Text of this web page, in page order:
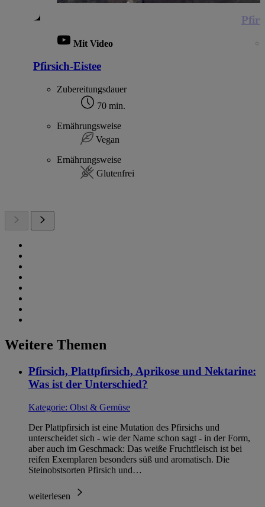
Mit Video
Pfirsich-Eistee
Zubereitungsdauer
70 min.
Ernährungsweise
Vegan
Ernährungsweise
Glutenfrei
Weitere Themen
Pfirsich, Plattpfirsich, Aprikose und Nektarine:
Was ist der Unterschied?
Kategorie: Obst & Gemüse
Der Plattpfirsich ist eine Mutation des Pfirsichs und
unterscheidet sich - wie der Name schon sagt - in der Form,
aber auch im Geschmack: Das weiße Fruchtfleisch ist bei
reifen Exemplaren besonders süß und aromatisch. Die
Steinobstsorten Pfirsich und…
weiterlesen